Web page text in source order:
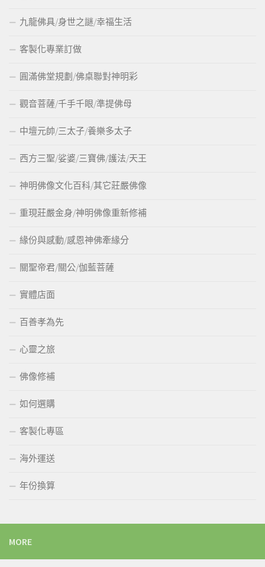
九龍佛具/身世之謎/幸福生活
客製化專業訂做
圓滿佛堂規劃/佛桌聯對神明彩
觀音菩薩/千手千眼/準提佛母
中壇元帥/三太子/養樂多太子
西方三聖/娑婆/三寶佛/護法/天王
神明佛像文化百科/其它莊嚴佛像
重現莊嚴金身/神明佛像重新修補
緣份與感動/感恩神佛牽緣分
關聖帝君/關公/伽藍菩薩
實體店面
百善孝為先
心靈之旅
佛像修補
如何選購
客製化專區
海外運送
年份換算
MORE